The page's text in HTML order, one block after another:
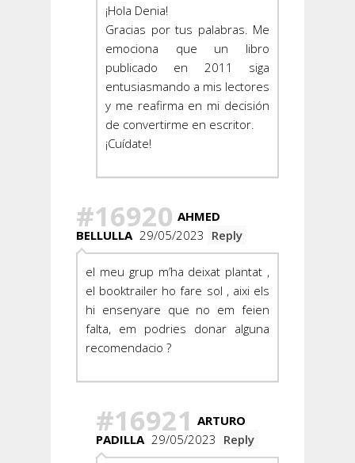
¡Hola Denia!
Gracias por tus palabras. Me
emociona que un libro
publicado en 2011 siga
entusiasmando a mis lectores
y me reafirma en mi decisión
de convertirme en escritor.
¡Cuídate!
#16920 AHMED
BELLULLA 29/05/2023 Reply
el meu grup m’ha deixat plantat ,
el booktrailer ho fare sol , aixi els
hi ensenyare que no em feien
falta, em podries donar alguna
recomendacio ?
#16921 ARTURO
PADILLA 29/05/2023 Reply